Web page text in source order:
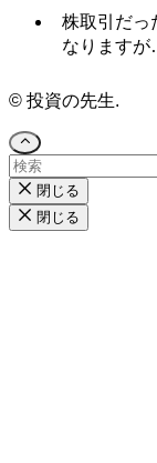
株取引だっ
なりますが
© 投資の先生.
閉じる
閉じる